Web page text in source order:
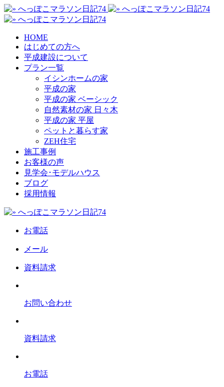
HOME
はじめての方へ
平成建設について
プラン一覧
イシンホームの家
平成の家
平成の家 ベーシック
自然素材の家 日々木
平成の家 平屋
ペットと暮らす家
ZEH住宅
施工事例
お客様の声
見学会･モデルハウス
ブログ
採用情報
お電話
メール
資料請求
お問い合わせ
資料請求
お電話